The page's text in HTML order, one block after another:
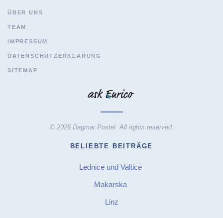
ÜBER UNS
TEAM
IMPRESSUM
DATENSCHUTZERKLÄRUNG
SITEMAP
© 2026 Dagmar Postel. All rights reserved.
BELIEBTE BEITRÄGE
Lednice und Valtice
Makarska
Linz